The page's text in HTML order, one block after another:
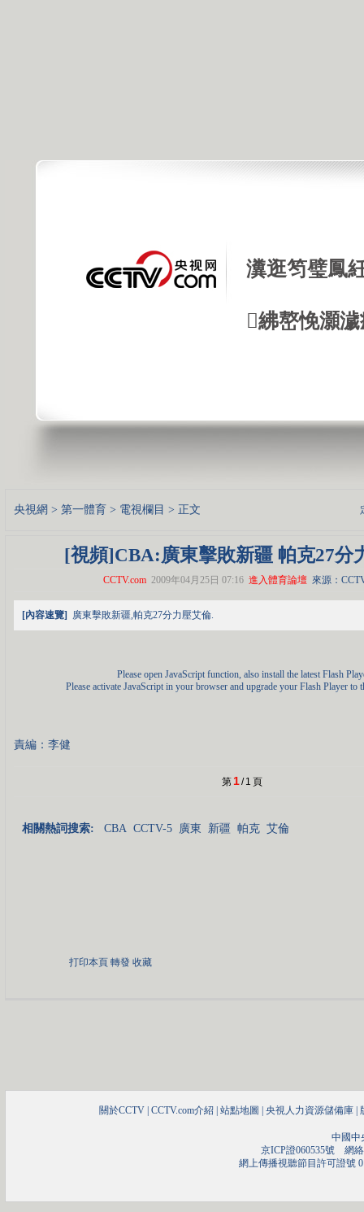
瀵逛笉璧鳳
紼嶅悗灝
央視網 > 第一體育 > 電視欄目 > 正文
[視頻]CBA:廣東擊敗新疆 帕克27分
CCTV.com 2009年04月25日 07:16 進入體育論壇來源：
[內容速覽] 廣東擊敗新疆,帕克27分力壓艾倫.
Please open JavaScript function, also install the latest Flash
Please activate JavaScript in your browser and upgrade your Flash Player to
責編：李健
第 1/ 1 頁
相關熱詞搜索: CBA CCTV-5 廣東 新疆 帕克 艾倫
打印本頁 轉發 收藏
關於CCTV CCTV.com介紹 站點地圖 央視人力資源儲備庫
中國中
京ICP證060535號網絡
網上傳播視聽節目許可證號